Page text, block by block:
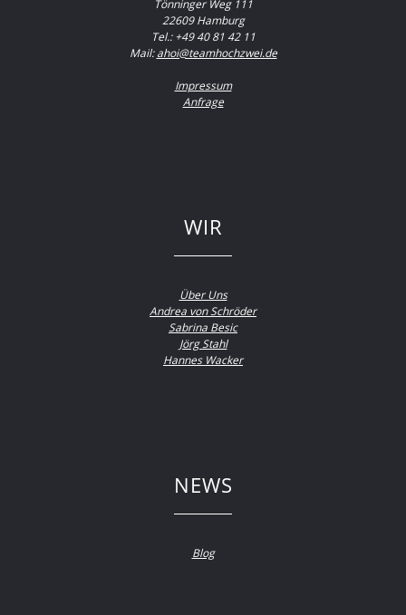
Tönninger Weg 111
22609 Hamburg
Tel.: +49 40 81 42 11
Mail:ahoi@teamhochzwei.de
Impressum
Anfrage
WIR
Über Uns
Andrea von Schröder
Sabrina Besic
Jörg Stahl
Hannes Wacker
NEWS
Blog